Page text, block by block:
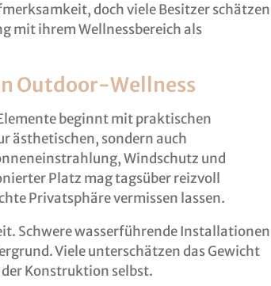
doch viele Besitzer schätzen
mit ihrem Wellnessbereich als
Outdoor-Wellness
beginnt mit praktischen
ästhetischen, sondern auch
Windschutz und
Platz mag tagsüber reizvoll
Privatsphäre vermissen lassen.
Schwere wasserführende Installationen
Viele unterschätzen das Gewicht
Konstruktion selbst.